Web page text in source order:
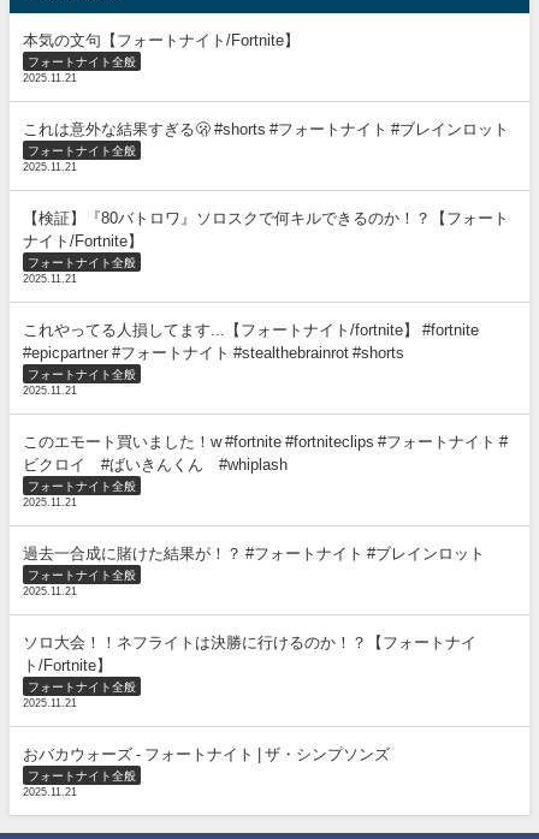
本気の文句【フォートナイト/Fortnite】
フォートナイト全般
2025.11.21
これは意外な結果すぎる🫢 #shorts #フォートナイト #ブレインロット
フォートナイト全般
2025.11.21
【検証】『80バトロワ』ソロスクで何キルできるのか！？【フォート
ナイト/Fortnite】
フォートナイト全般
2025.11.21
これやってる人損してます...【フォートナイト/fortnite】 #fortnite
#epicpartner #フォートナイト #stealthebrainrot #shorts
フォートナイト全般
2025.11.21
このエモート買いました！w #fortnite #fortniteclips #フォートナイト #
ビクロイ #ばいきんくん #whiplash
フォートナイト全般
2025.11.21
過去一合成に賭けた結果が！？ #フォートナイト #ブレインロット
フォートナイト全般
2025.11.21
ソロ大会！！ネフライトは決勝に行けるのか！？【フォートナイ
ト/Fortnite】
フォートナイト全般
2025.11.21
おバカウォーズ - フォートナイト | ザ・シンプソンズ
フォートナイト全般
2025.11.21